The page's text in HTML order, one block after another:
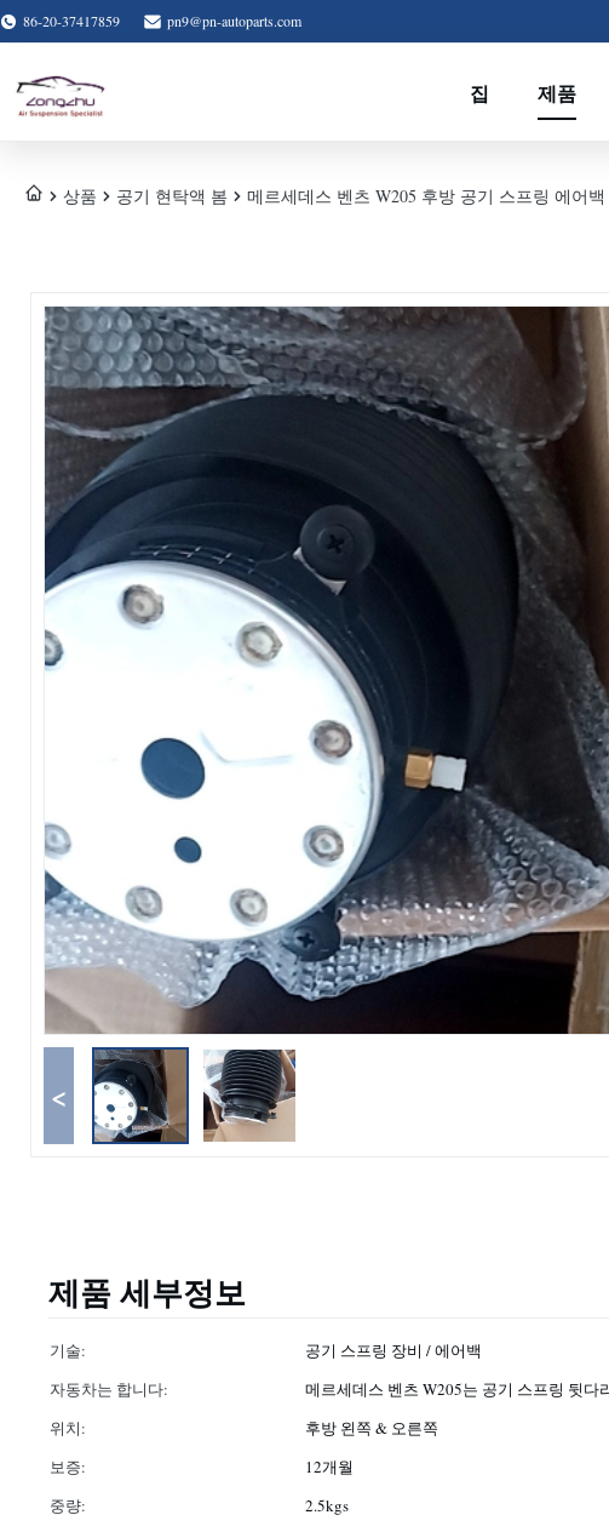
86-20-37417859 pn9@pn-autoparts.com
집 제품
상품 공기 현탁액 봄 메르세데스 벤츠 W205 후방 공기 스프링 에어백
<
제품 세부정보
기술: 공기 스프링 장비 / 에어백
자동차는 합니다:
메르세데스 벤츠 W205는 공기 스프링 뒷다
위치:
후방 왼쪽 & 오른쪽
보증:
12개월
중량:
2.5kgs